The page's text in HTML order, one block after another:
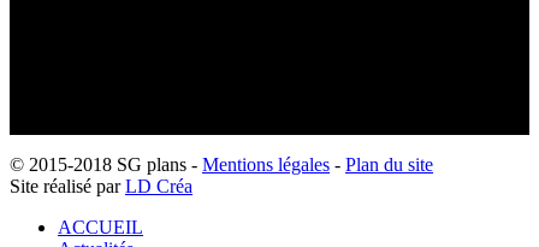
© 2015-2018 SG plans - Mentions légales - Plan du site
Site réalisé parLD Créa
ACCUEIL